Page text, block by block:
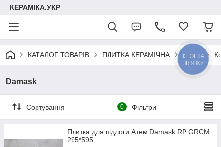
КЕРАМІКА.УКР
КАТАЛОГ ТОВАРІВ ПЛИТКА КЕРАМІЧНА АТЕМ
Damask
Сортування 0 Фільтри
Плитка для підлоги Атем Damask RP GRCM
295*595
КНОПКА
ЗВ'ЯЗКУ